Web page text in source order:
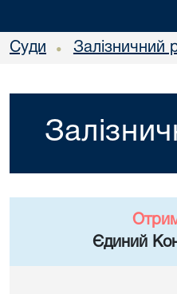
Суди • Залізничний
Єдиний